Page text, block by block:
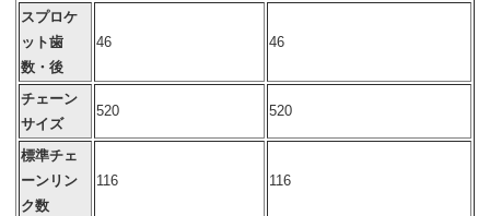
スプロケ
ット歯
数・後
46 46
チェーン
サイズ
520 520
標準チェ
ーンリン
ク数
116 116